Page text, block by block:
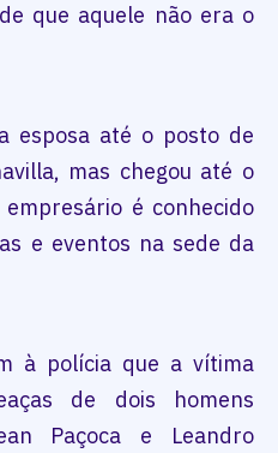
que aquele não era o
esposa até o posto de
mas chegou até o
é conhecido
e eventos na sede da
à polícia que a vítima
de dois homens
Paçoca e Leandro